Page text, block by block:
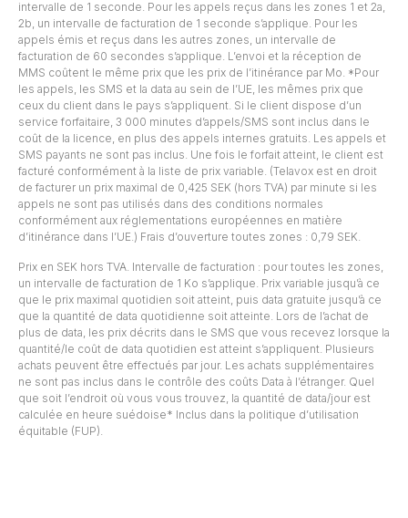
intervalle de 1 seconde. Pour les appels reçus dans les zones 1 et 2a,
2b, un intervalle de facturation de 1 seconde s’applique. Pour les
appels émis et reçus dans les autres zones, un intervalle de
facturation de 60 secondes s’applique. L’envoi et la réception de
MMS coûtent le même prix que les prix de l’itinérance par Mo. *Pour
les appels, les SMS et la data au sein de l’UE, les mêmes prix que
ceux du client dans le pays s’appliquent. Si le client dispose d’un
service forfaitaire, 3 000 minutes d’appels/SMS sont inclus dans le
coût de la licence, en plus des appels internes gratuits. Les appels et
SMS payants ne sont pas inclus. Une fois le forfait atteint, le client est
facturé conformément à la liste de prix variable. (Telavox est en droit
de facturer un prix maximal de 0,425 SEK (hors TVA) par minute si les
appels ne sont pas utilisés dans des conditions normales
conformément aux réglementations européennes en matière
d’itinérance dans l’UE.) Frais d’ouverture toutes zones : 0,79 SEK.
Prix en SEK hors TVA. Intervalle de facturation : pour toutes les zones,
un intervalle de facturation de 1 Ko s’applique. Prix variable jusqu’à ce
que le prix maximal quotidien soit atteint, puis data gratuite jusqu’à ce
que la quantité de data quotidienne soit atteinte. Lors de l’achat de
plus de data, les prix décrits dans le SMS que vous recevez lorsque la
quantité/le coût de data quotidien est atteint s’appliquent. Plusieurs
achats peuvent être effectués par jour. Les achats supplémentaires
ne sont pas inclus dans le contrôle des coûts Data à l’étranger. Quel
que soit l’endroit où vous vous trouvez, la quantité de data/jour est
calculée en heure suédoise* Inclus dans la politique d’utilisation
équitable (FUP).